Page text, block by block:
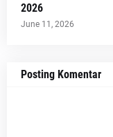
2026
June 11, 2026
Posting Komentar